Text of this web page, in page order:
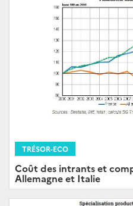
TRÉSOR-ECO
Coût des intrants et
Allemagne et Italie